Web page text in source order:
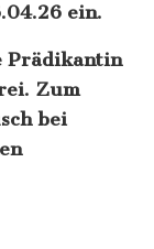
ein.
Prädikantin
Zum
bei